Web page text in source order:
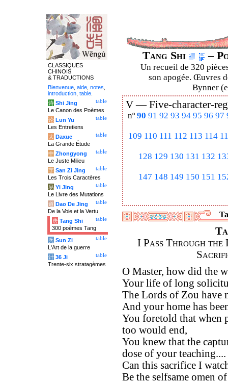
Tang Shi –
Un recueil de 320
son apogée. Œuvres
Bynner
V —Five-character-
nº 90 91 92 93 94 95 96 97
109 110 111 112 113 114
128 129 130 131 132
147 148 149 150 151
I Pass Through the
O Master, how did the
Your life of long
The Lords of Zou have
And your home has
You foretold that when
too would end,
You knew that the
dose of your teaching....
Can this sacrifice I
Be the selfsame omen
CLASSIQUES
CHINOIS
& TRADUCTIONS
Bienvenue aide notes
introduction table
table
诗 Shi Jing
Le Canon des Poèmes
table
论 Lun Yu
Les Entretiens
table
大 Daxue
La Grande Étude
table
中 Zhongyong
Le Juste Milieu
table
字 San Zi Jing
Les Trois Caractères
table
易 Yi Jing
Le Livre des Mutations
table
道 Dao De Jing
De la Voie et la Vertu
table
唐 Tang Shi
300 poèmes Tang
table
兵 Sun Zi
L'Art de la guerre
table
计 36 Ji
Trente-six stratagèmes